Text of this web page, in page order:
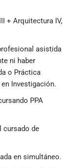
+ Arquitectura IV,
asistida
ni haber
o Práctica
Investigación.
PPA
cursado de
en simultáneo.